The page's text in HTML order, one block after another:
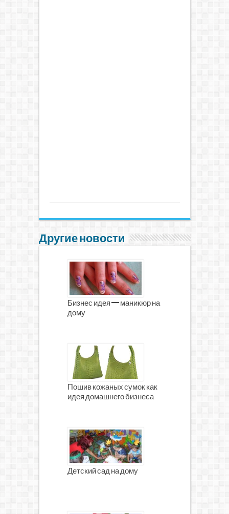
Другие новости
Бизнес идея — маникюр на
дому
Пошив кожаных сумок как
идея домашнего бизнеса
Детский сад на дому